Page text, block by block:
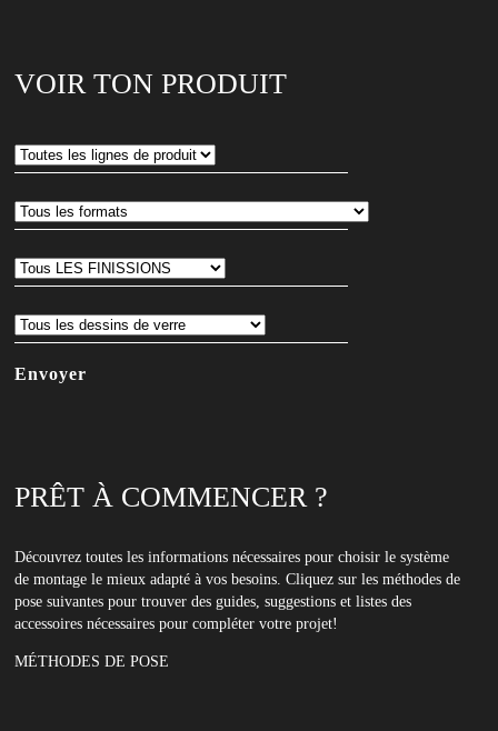
e-
pour
abonner
notre
VOIR TON PRODUIT
PRÊT À COMMENCER ?
Découvrez toutes les informations nécessaires pour choisir le système
de montage le mieux adapté à vos besoins. Cliquez sur les méthodes de
pose suivantes pour trouver des guides, suggestions et listes des
accessoires nécessaires pour compléter votre projet!
MÉTHODES DE POSE